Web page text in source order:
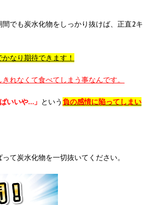
でも炭水化物をしっかり抜けば、正直2キ
なり期待できます！
れなくて食べてしまう事なんです。
いいや…」 という負の感情に陥ってしまい
て炭水化物を一切抜いてください。